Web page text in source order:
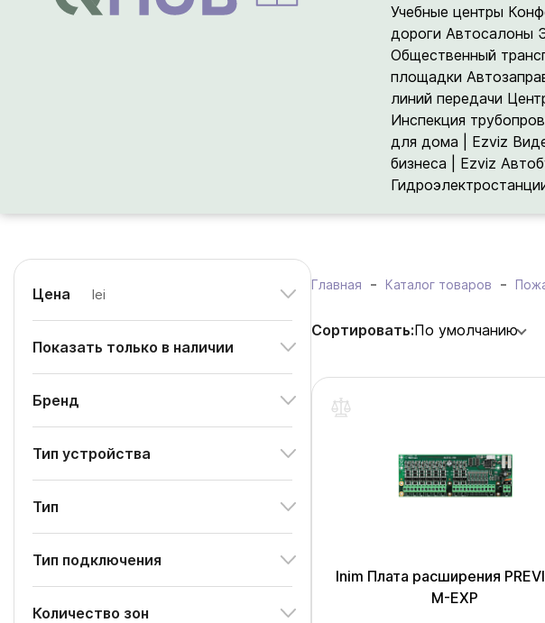
Учебные центры
дороги Автосалоны
Общественный
площадки
линий передачи
Инспекция
для дома | Ezviz
бизнеса | Ezviz
Цена lei
Показать только в наличии
Бренд
Тип устройства
Тип
Тип подключения
Количество зон
Главная Каталог товаров
Сортировать:По умолчанию
Inim Плата расширения
M-EXP